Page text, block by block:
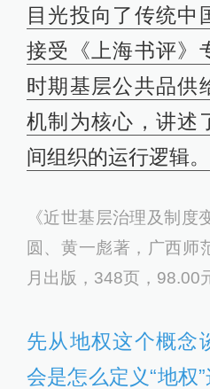
目光投向了传统中
接受《上海书评》
时期基层公共品供
机制为核心，讲述
间组织的运行逻辑。
《近世基层治理及制度
圆、黄一彪著，广西师
月出版，348页，98.00
先从地权这个概念
会是怎么定义“地权